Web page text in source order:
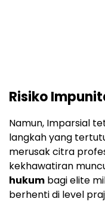
Risiko
Namun, Imparsial
langkah yang
merusak citra
kekhawatiran
hukum bagi elite
berhenti di level